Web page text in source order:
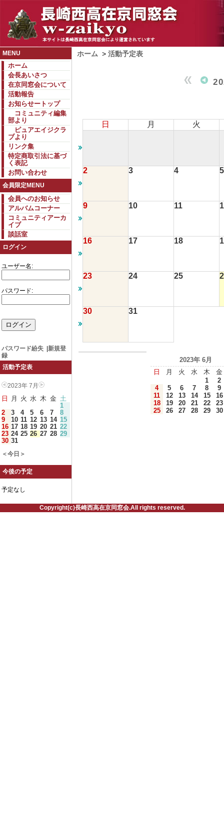
MENU
ホーム
会長あいさつ
在京同窓会について
活動報告
お知らせートップ
コミュニティ編集
部より
ピュアエイジクラ
ブより
リンク集
特定商取引法に基づ
く表記
お問い合わせ
会員限定MENU
会員へのお知らせ
アルバムコーナー
コミュニティアーカ
イブ
談話室
ログイン
ユーザー名:
パスワード:
パスワード紛失
新規登
録
活動予定表
2023年 7月
日 月 火 水 木 金 土
1
2
3 4 5 6 7
8
9
10 11 12 13 14 15
16 17 18 19 20 21 22
23 24 25 26 27 28 29
30 31
＜今日＞
今後の予定
予定なし
ホーム > 活動予定表
日 月 火
2 3 4 5
9 10 11
16 17 18
23 24 25
30 31
2023年 6月
日
月 火 水 木
金
1
2
4
5 6 7 8
9
11
12 13 14 15
16
18
19 20 21 22
23
25
26 27 28 29 30
Copyright(c)長崎西高在京同窓会.All rights reserved.